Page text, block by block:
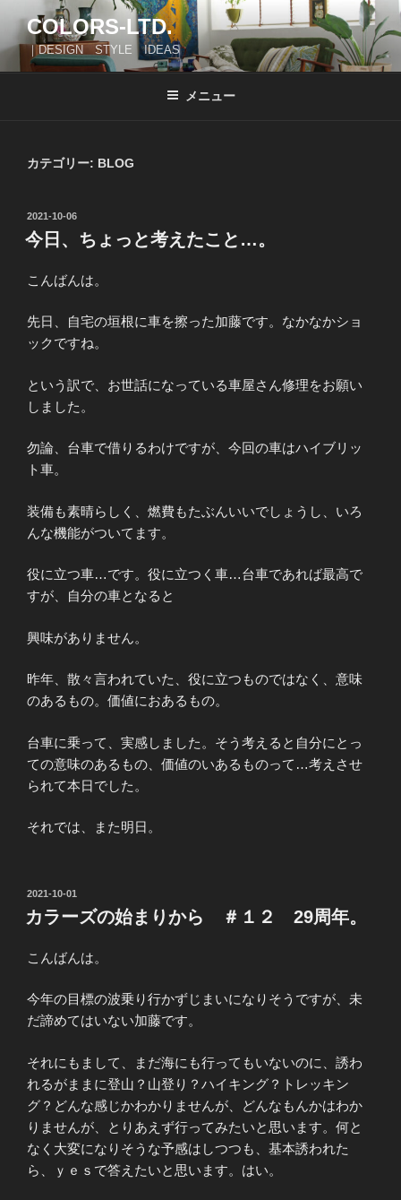
テ
ン
COLORS-LTD.
｜DESIGN STYLE IDEAS
メニュー
カテゴリー: BLOG
投
稿
日:
2021-10-06
今日、ちょっと考えたこと…。
こんばんは。
先日、自宅の垣根に車を擦った加藤です。なかなかショ
ックですね。
という訳で、お世話になっている車屋さん修理をお願い
しました。
勿論、台車で借りるわけですが、今回の車はハイブリッ
ト車。
装備も素晴らしく、燃費もたぶんいいでしょうし、いろ
んな機能がついてます。
役に立つ車…です。役に立つく車…台車であれば最高で
すが、自分の車となると
興味がありません。
昨年、散々言われていた、役に立つものではなく、意味
のあるもの。価値におあるもの。
台車に乗って、実感しました。そう考えると自分にとっ
ての意味のあるもの、価値のいあるものって…考えさせ
られて本日でした。
それでは、また明日。
投
稿
日:
2021-10-01
カラーズの始まりから ＃１２ 29周年。
こんばんは。
今年の目標の波乗り行かずじまいになりそうですが、未
だ諦めてはいない加藤です。
それにもまして、まだ海にも行ってもいないのに、誘わ
れるがままに登山？山登り？ハイキング？トレッキン
グ？どんな感じかわかりませんが、どんなもんかはわか
りませんが、とりあえず行ってみたいと思います。何と
なく大変になりそうな予感はしつつも、基本誘われた
ら、ｙｅｓで答えたいと思います。はい。